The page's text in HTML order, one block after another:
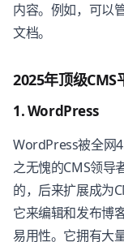
内容。例如，可以
文档。
2025年顶级CMS
1. WordPress
WordPress被全网
之无愧的CMS领导
的，后来扩展成为
它来编辑和发布博
易用性。它拥有大